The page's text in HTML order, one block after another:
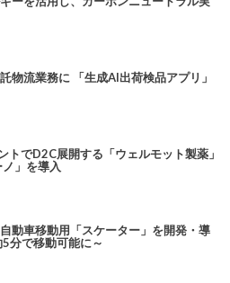
物流業務に 「生成AI出荷検品アプリ」
トでD2C展開する「ウェルモット製薬」
」を導入
動車移動用「スケーター」を開発・導
分で移動可能に～